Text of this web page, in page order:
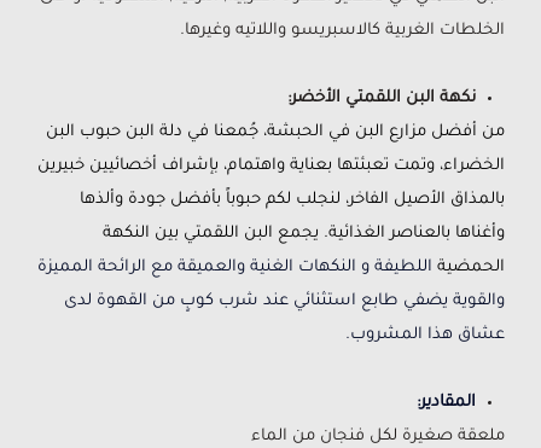
الخلطات الغربية كالاسبريسو واللاتيه وغيرها.
نكهة البن اللقمتي الأخضر:
من أفضل مزارع البن في الحبشة، جُمعنا في دلة البن حبوب البن
الخضراء، وتمت تعبئتها بعناية واهتمام، بإشراف أخصائيين خبيرين
بالمذاق الأصيل الفاخر، لنجلب لكم حبوباً بأفضل جودة وألذها
وأغناها بالعناصر الغذائية. يجمع البن اللقمتي بين النكهة
الحمضية اللطيفة و النكهات الغنية والعميقة مع الرائحة المميزة
والقوية يضفي طابع استثنائي عند شرب كوبٍ من القهوة لدى
عشاق هذا المشروب.
المقادير:
ملعقة صغيرة لكل فنجان من الماء